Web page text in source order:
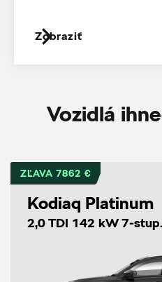
Zobraziť
Vozidlá
ZĽAVA 7862 €
Kodiaq Platinum
2,0 TDI 142 kW 7-